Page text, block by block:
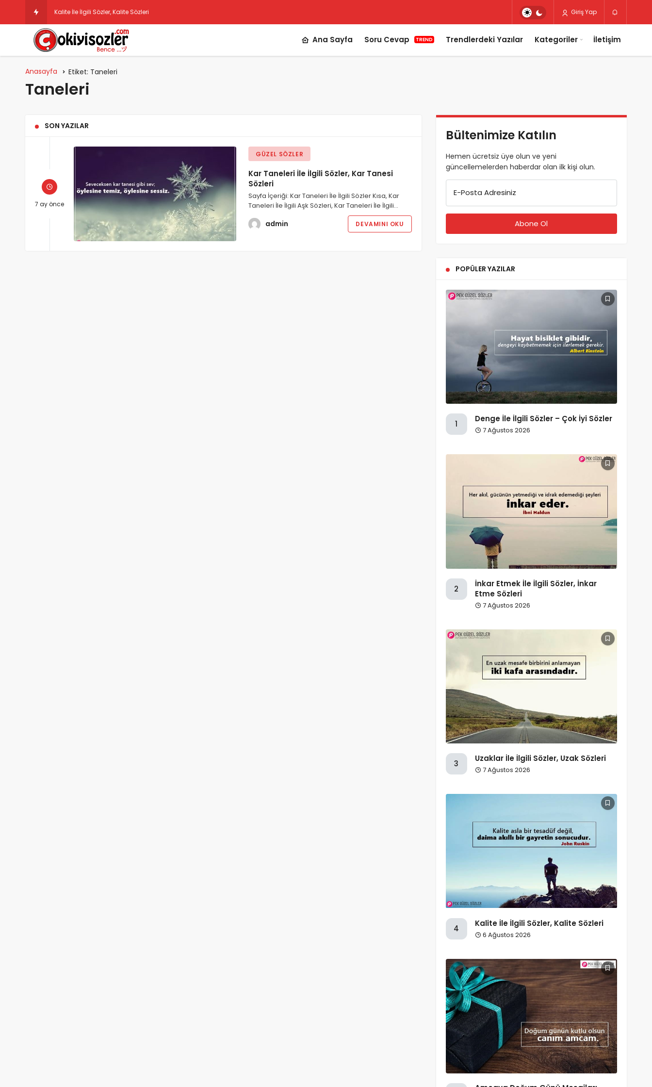
Kalite İle İlgili Sözler, Kalite Sözleri Giriş Yap
Ana Sayfa Soru Cevap TREND Trendlerdeki Yazılar Kategoriler İletişim
Anasayfa Etiket: Taneleri
Taneleri
SON YAZILAR
7 ay önce
GÜZEL SÖZLER
Kar Taneleri İle İlgili Sözler, Kar Tanesi
Sözleri
Sayfa İçeriği: Kar Taneleri İle İlgili Sözler Kısa, Kar
Taneleri İle İlgili Aşk Sözleri, Kar Taneleri İle İlgili…
admin DEVAMINI OKU
Bültenimize Katılın
Hemen ücretsiz üye olun ve yeni
güncellemelerden haberdar olan ilk kişi olun.
E-Posta Adresiniz
POPÜLER YAZILAR
1
Denge İle İlgili Sözler – Çok İyi Sözler
7 Ağustos 2026
2
İnkar Etmek İle İlgili Sözler, İnkar
Etme Sözleri
7 Ağustos 2026
3
Uzaklar İle İlgili Sözler, Uzak Sözleri
7 Ağustos 2026
4
Kalite İle İlgili Sözler, Kalite Sözleri
6 Ağustos 2026